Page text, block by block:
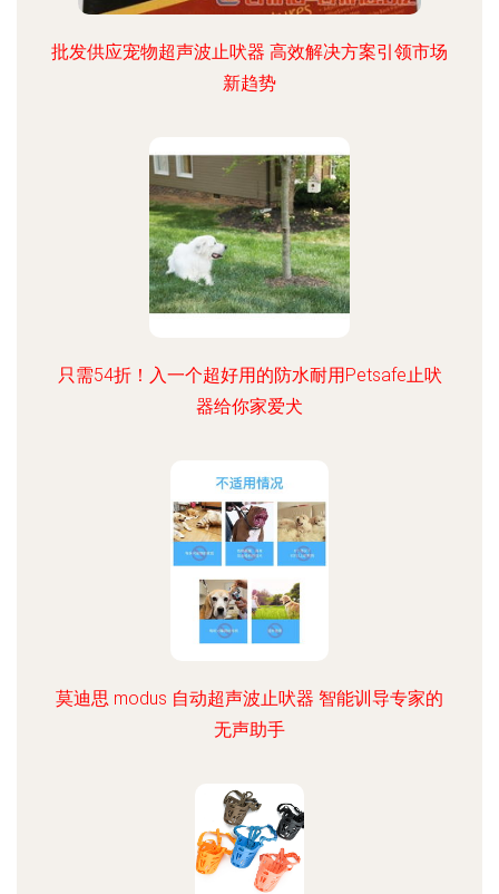
批发供应宠物超声波止吠器 高效解决方案引领市场
新趋势
只需54折！入一个超好用的防水耐用Petsafe止吠
器给你家爱犬
莫迪思 modus 自动超声波止吠器 智能训导专家的
无声助手